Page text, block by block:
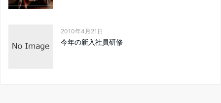
2010年4月21日
今年の新入社員研修